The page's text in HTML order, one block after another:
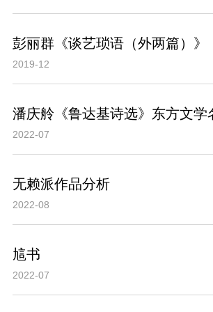
彭丽群《谈艺琐语（外两篇）》
2019-12
潘庆舲《鲁达基诗选》东方文学
2022-07
无赖派作品分析
2022-08
訄书
2022-07